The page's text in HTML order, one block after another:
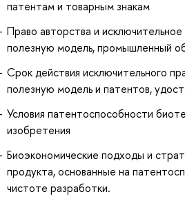
патентам и товарным знакам
Право авторства и
полезную модель, промышленный
Срок действия исключительного
полезную модель и патентов,
Условия патентоспособности
изобретения
Биоэкономические подходы и
продукта, основанные на
чистоте разработки.